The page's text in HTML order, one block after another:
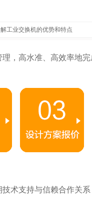
工业交换机的优势和特点
理，高水准、高效率地
技术支持与信赖合作关系